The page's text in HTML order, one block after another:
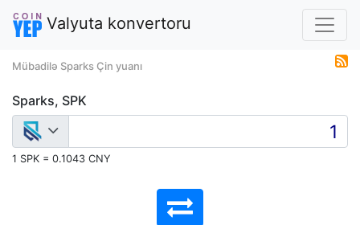
Valyuta konvertoru
Mübadilə Sparks Çin yuanı
Sparks, SPK
1 SPK = 0.1043 CNY